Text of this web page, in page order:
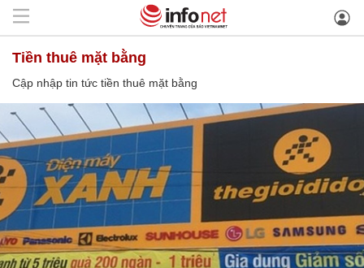
tiền thuê mặt bằng
Cập nhập tin tức tiền thuê mặt bằng